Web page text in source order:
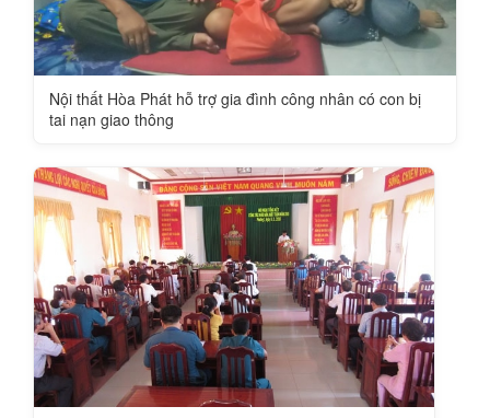
Nội thất Hòa Phát hỗ trợ gia đình công nhân có con bị
tai nạn giao thông